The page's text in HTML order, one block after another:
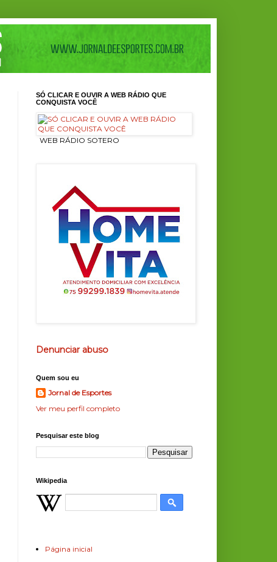
SÓ CLICAR E OUVIR A WEB RÁDIO QUE
CONQUISTA VOCÊ
ㅤ WEB RÁDIO SOTERO
Denunciar abuso
Quem sou eu
Jornal de Esportes
Ver meu perfil completo
Pesquisar este blog
Wikipedia
Página inicial